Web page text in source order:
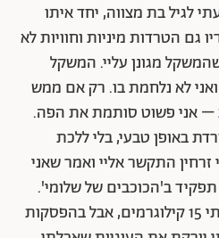
לגיל בת מצווה, יחד איתו
גם הטרדות מיניות וחוויות לא
מגונן עליי. המשקל
לא נלחמת בו. רק אם ממש
– אני פשוט סותמת את הפה.
באופן טבעי, בלי ללכת
התקשר אליי ואמר שאני
ב'הכוכבים של שלומי'.
בתוך שלושה חודשים הורדתי 15 קילוגרמים, אבל בהפסקות